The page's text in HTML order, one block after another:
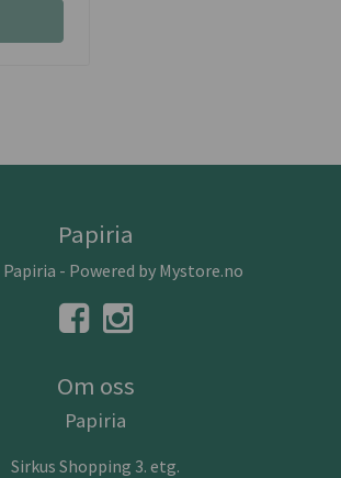
Papiria
- Powered by Mystore.no
Om oss
Papiria
Sirkus Shopping 3. etg.